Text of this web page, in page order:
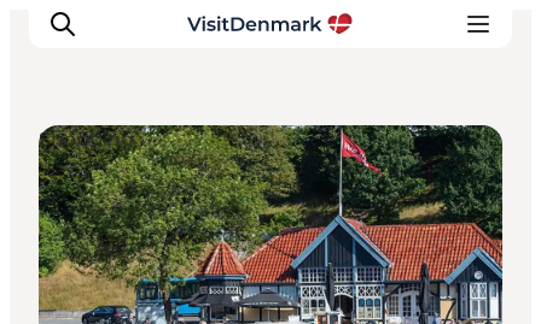
Inspiration
Resmål
Aktiviteter
Övernatta
Shopping